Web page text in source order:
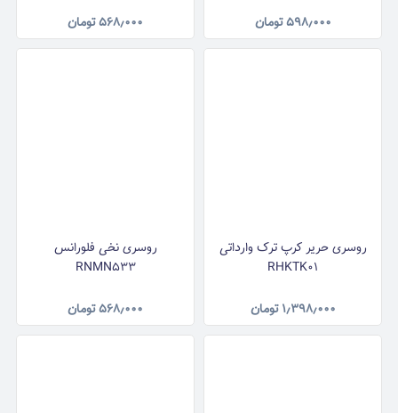
۵۹۸٫۰۰۰ تومان ۵۶۸٫۰۰۰تومان
روسری حریر کرپ ترک وارداتی
RHKTK01
۱٫۳۹۸٫۰۰۰ تومان
روسری نخی فلورانس
RNMN533
۵۶۸٫۰۰۰تومان